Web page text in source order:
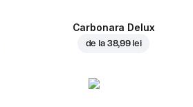
Carbonara Delux
de la 38,99 lei